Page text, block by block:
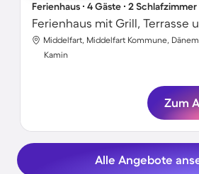
Ferienhaus ∙ 4 Gäste ∙ 2 Schlafzimmer
Ferienhaus mit Grill, Terrasse
Middelfart, Middelfart Kommune,
Kamin
Zum
Alle Angebote